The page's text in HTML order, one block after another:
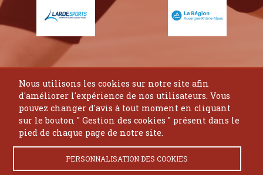
Contact Accès Admin Gestion des cookies
W632006049 & SIRET : 440 905 735 00013.
Nous utilisons les cookies sur notre site afin
d'améliorer l'expérience de nos utilisateurs. Vous
pouvez changer d'avis à tout moment en cliquant
sur le bouton " Gestion des cookies " présent dans le
pied de chaque page de notre site.
PERSONNALISATION DES COOKIES